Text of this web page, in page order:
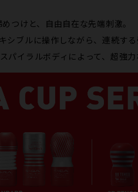
つけと、自由自在な先端刺激。
シブルに操作しながら、連続す
イラルボディによって、超強力